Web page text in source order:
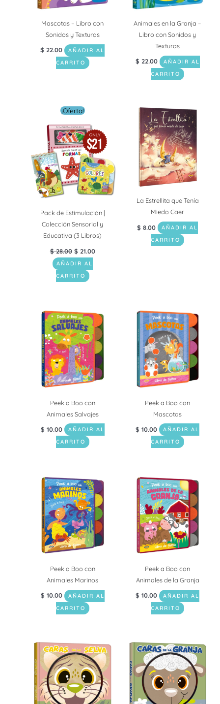
Mascotas – Libro con
Sonidos y Texturas
$ 22.00
AÑADIR AL
CARRITO
Animales en la Granja –
Libro con Sonidos y
Texturas
$ 22.00
AÑADIR AL
CARRITO
¡Oferta!
Pack de Estimulación |
Colección Sensorial y
Educativa (3 Libros)
$28.00
El
precio
original
era:
$ 28.00.
$ 21.00
es:
$ 21.00.
AÑADIR AL
CARRITO
La Estrellita que Tenía
Miedo Caer
$ 8.00
AÑADIR AL
CARRITO
Peek a Boo con
Animales Salvajes
$ 10.00
AÑADIR AL
CARRITO
Peek a Boo con
Mascotas
$ 10.00
AÑADIR AL
CARRITO
Peek a Boo con
Animales Marinos
$ 10.00
AÑADIR AL
CARRITO
Peek a Boo con
Animales de la Granja
$ 10.00
AÑADIR AL
CARRITO